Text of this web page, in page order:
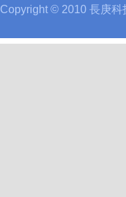
Copyright © 2010 長庚科